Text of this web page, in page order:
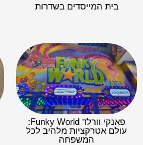
בית המייסדים בשדרות
פאנקי וורלד Funky World:
עולם אטרקציות מלהיב לכל
המשפחה